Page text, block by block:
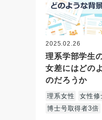
2025.02.26
理系学部学生
女差にはどの
のだろうか
理系女性 女性修
博士号取得者3倍